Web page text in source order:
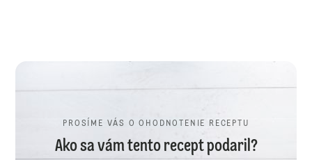
PROSÍME VÁS O OHODNOTENIE RECEPTU
Ako sa vám tento recept podaril?